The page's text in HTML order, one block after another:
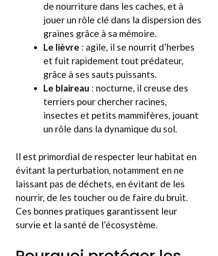
de nourriture dans les caches, et à
jouer un rôle clé dans la dispersion des
graines grâce à sa mémoire.
Le lièvre : agile, il se nourrit d’herbes
et fuit rapidement tout prédateur,
grâce à ses sauts puissants.
Le blaireau : nocturne, il creuse des
terriers pour chercher racines,
insectes et petits mammifères, jouant
un rôle dans la dynamique du sol.
Il est primordial de respecter leur habitat en
évitant la perturbation, notamment en ne
laissant pas de déchets, en évitant de les
nourrir, de les toucher ou de faire du bruit.
Ces bonnes pratiques garantissent leur
survie et la santé de l’écosystème.